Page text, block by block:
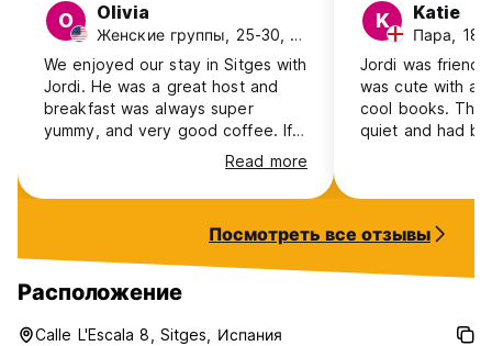
O Olivia
Женские группы, 25-30, USA
We enjoyed our stay in Sitges with
Jordi. He was a great host and
breakfast was always super
yummy, and very good coffee. If
traveling there in the summer, just
know there is no AC in the rooms
and it is pretty hot, but otherwise
Read more
K Katie
Пара, 18-
Jordi was
was cute with a
cool books. The
quiet and had
Посмотреть все отзывы
Расположение
Calle L'Escala 8, Sitges, Испания